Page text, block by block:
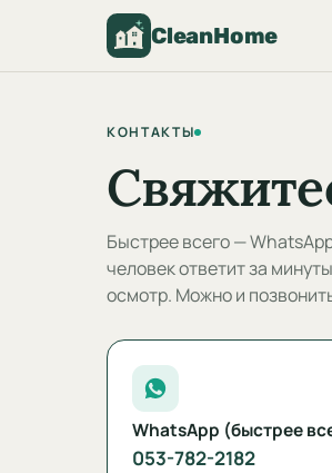
CleanHome
КОНТАКТЫ
Быстрее всего —
человек ответит за
осмотр. Можно и
WhatsApp (быстрее
053-782-2182